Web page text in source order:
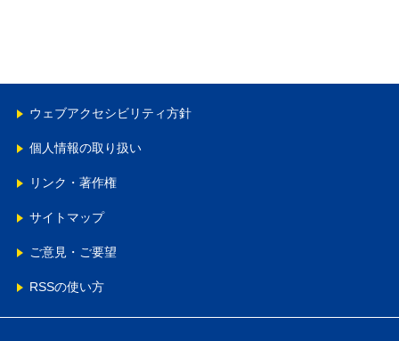
ウェブアクセシビリティ方針
個人情報の取り扱い
リンク・著作権
サイトマップ
ご意見・ご要望
RSSの使い方